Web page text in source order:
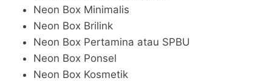
Neon Box Minimalis
Neon Box Brilink
Neon Box Pertamina atau SPBU
Neon Box Ponsel
Neon Box Kosmetik